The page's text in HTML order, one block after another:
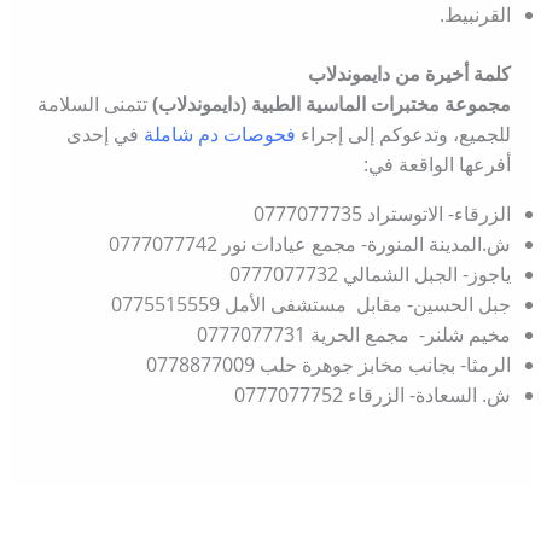
القرنبيط.
كلمة أخيرة من دايموندلاب
مجموعة مختبرات الماسية الطبية (دايموندلاب)تتمنى السلامة
للجميع، وتدعوكم إلى إجراء فحوصات دم شاملة في إحدى
أفرعها الواقعة في:
الزرقاء- الاتوستراد 0777077735
ش.المدينة المنورة- مجمع عيادات نور 0777077742
ياجوز- الجبل الشمالي 0777077732
جبل الحسين- مقابل مستشفى الأمل 0775515559
مخيم شلنر- مجمع الحرية 0777077731
الرمثا- بجانب مخابز جوهرة حلب 0778877009
ش. السعادة- الزرقاء 0777077752